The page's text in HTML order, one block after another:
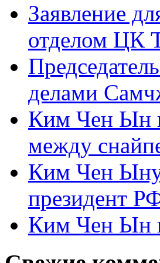
Заявление
отделом ЦК
делами
Ким Чен Ын
между
Ким Чен Ыну
президент
Ким Чен Ын